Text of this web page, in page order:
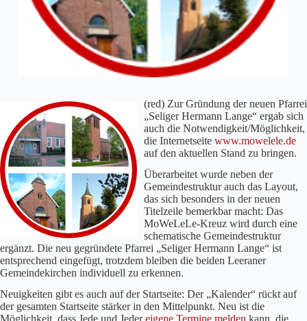
(red) Zur Gründung der neuen Pfarrei
„Seliger Hermann Lange“ ergab sich
auch die Notwendigkeit/Möglichkeit,
die Internetseite www.mowelele.de
auf den aktuellen Stand zu bringen.
Überarbeitet wurde neben der
Gemeindestruktur auch das Layout,
das sich besonders in der neuen
Titelzeile bemerkbar macht: Das
MoWeLeLe-Kreuz wird durch eine
schematische Gemeindestruktur
ergänzt. Die neu gegründete Pfarrei „Seliger Hermann Lange“ ist
entsprechend eingefügt, trotzdem bleiben die beiden Leeraner
Gemeindekirchen individuell zu erkennen.
Neuigkeiten gibt es auch auf der Startseite: Der „Kalender“ rückt auf
der gesamten Startseite stärker in den Mittelpunkt. Neu ist die
Möglichkeit, dass Jede und Jedereigene Termine melden kann, die